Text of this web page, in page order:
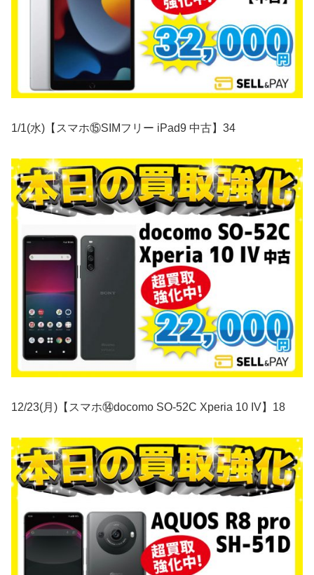
1/1(水)【スマホ⑮SIMフリー iPad9 中古】34
12/23(月)【スマホ⑭docomo SO-52C Xperia 10 IV】18